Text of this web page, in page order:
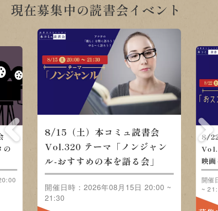
現在募集中の読書会イベント
8/22（土）本コミュ読書会 Vol.321 テーマ
「おススメの映画をみんなで語ろう」
開催日時：2026年08月22日 20:00 ~ 21:30
募集中